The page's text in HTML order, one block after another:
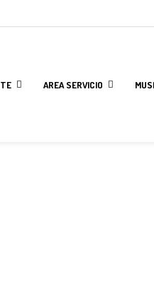
AREA SERVICIO